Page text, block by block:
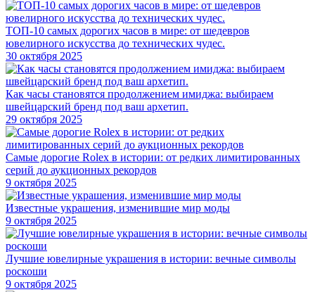
ТОП-10 самых дорогих часов в мире: от шедевров
ювелирного искусства до технических чудес.
30 октября 2025
Как часы становятся продолжением имиджа: выбираем
швейцарский бренд под ваш архетип.
29 октября 2025
Самые дорогие Rolex в истории: от редких лимитированных
серий до аукционных рекордов
9 октября 2025
Известные украшения, изменившие мир моды
9 октября 2025
Лучшие ювелирные украшения в истории: вечные символы
роскоши
9 октября 2025